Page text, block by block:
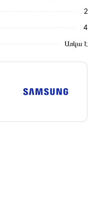
պատվերը և
առաքման
տեղադրելը,
և համպատասխանում է
2
4
Առկա է